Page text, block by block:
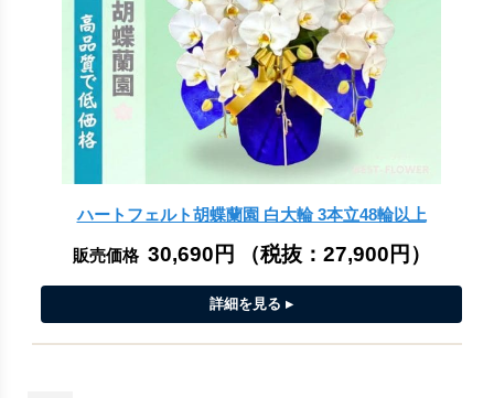
ハートフェルト胡蝶蘭園 白大輪 3本立48輪以上
販売価格 30,690円 （税抜： 27,900円 ）